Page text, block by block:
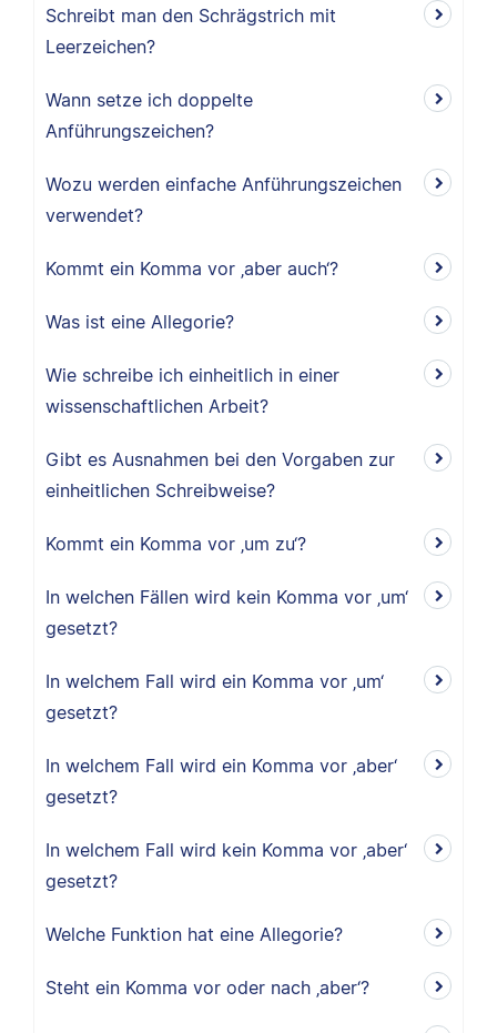
Schreibt man den Schrägstrich mit
Leerzeichen?
Wann setze ich doppelte
Anführungszeichen?
Wozu werden einfache Anführungszeichen
verwendet?
Kommt ein Komma vor ‚aber auch‘?
Was ist eine Allegorie?
Wie schreibe ich einheitlich in einer
wissenschaftlichen Arbeit?
Gibt es Ausnahmen bei den Vorgaben zur
einheitlichen Schreibweise?
Kommt ein Komma vor ‚um zu‘?
In welchen Fällen wird kein Komma vor ‚um‘
gesetzt?
In welchem Fall wird ein Komma vor ‚um‘
gesetzt?
In welchem Fall wird ein Komma vor ‚aber‘
gesetzt?
In welchem Fall wird kein Komma vor ‚aber‘
gesetzt?
Welche Funktion hat eine Allegorie?
Steht ein Komma vor oder nach ‚aber‘?